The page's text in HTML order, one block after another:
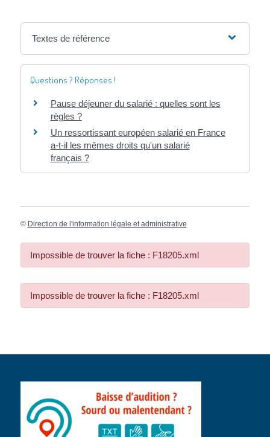
Textes de référence
Questions ? Réponses !
Pause déjeuner du salarié : quelles sont les
règles ?
Un ressortissant européen salarié en France
a-t-il les mêmes droits qu'un salarié
français ?
© Direction de l'information légale et administrative
Impossible de trouver la fiche : F18205.xml
Impossible de trouver la fiche : F18205.xml